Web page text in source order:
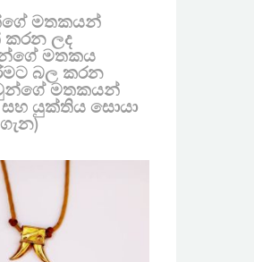
මතකයන්
කරන ලද
මතකය
බල කරන
මතකයන්
සහ යුක්තිය සොයා